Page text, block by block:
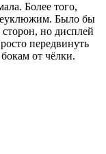
Более того,
Было бы
но дисплей
передвинуть
от чёлки.